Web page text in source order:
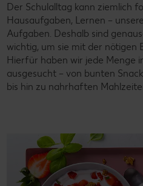
Der Schulalltag kann ziemlich
Hausaufgaben, Lernen –
Aufgaben. Deshalb sind
wichtig, um sie mit der nötigen
Hierfür haben wir jede Menge
ausgesucht – von bunten
bis hin zu nahrhaften